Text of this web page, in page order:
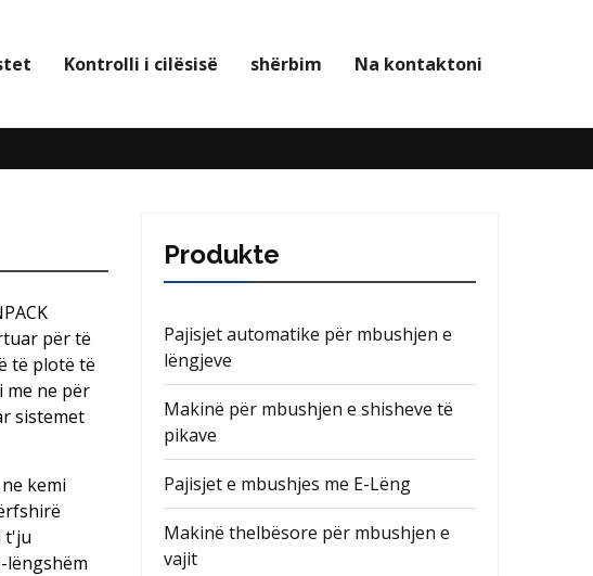
Kontrolli i cilësisë shërbim Na kontaktoni
për të
të plotë të
me ne për
sistemet
kemi
t'ju
lëngshëm
Produkte
Pajisjet automatike për mbushjen e
lëngjeve
Makinë për mbushjen e shisheve të
pikave
Pajisjet e mbushjes me E-Lëng
Makinë thelbësore për mbushjen e
vajit